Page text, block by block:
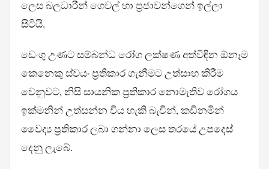
ලෙස බලධාරීන් ගෙවල් හා ප්‍රජාවන්ගෙන් ඉල්ලා
සිටියි.
ඩෙංගු උණට සම්බන්ධ රෝග ලක්ෂණ අත්විඳින ඕනෑම
කෙනෙකු ස්වයං ප්‍රතිකාර ගැනීමට උත්සාහ කිරීම
වෙනුවට, නිසි සායනික ප්‍රතිකාර නොමැතිව රෝගය
ඉක්මනින් උත්සන්න විය හැකි බැවින්, කඩිනමින්
වෛද්‍ය ප්‍රතිකාර ලබා ගන්නා ලෙස තරයේ උපදෙස්
දෙනු ලැබේ.